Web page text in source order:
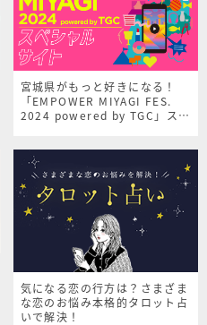
宮城県がもっと好きになる！
「EMPOWER MIYAGI FES.
2024 powered by TGC」スペ
気になる恋の行方は？さまざま
な恋のお悩み本格的タロット占
いで解決！